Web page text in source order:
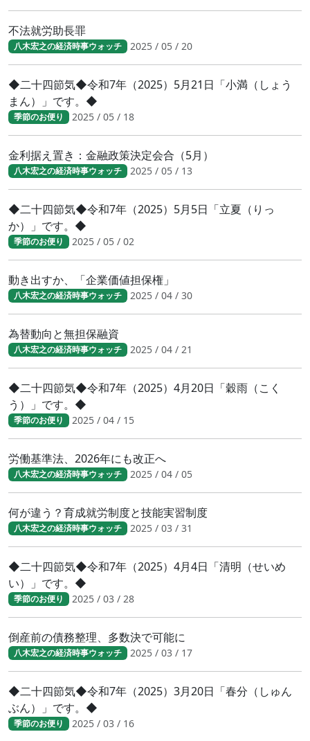
不法就労助長罪
八木宏之の経済時事ウォッチ 2025 / 05 / 20
◆二十四節気◆令和7年（2025）5月21日「小満（しょう
まん）」です。◆
季節のお便り 2025 / 05 / 18
金利据え置き：金融政策決定会合（5月）
八木宏之の経済時事ウォッチ 2025 / 05 / 13
◆二十四節気◆令和7年（2025）5月5日「立夏（りっ
か）」です。◆
季節のお便り 2025 / 05 / 02
動き出すか、「企業価値担保権」
八木宏之の経済時事ウォッチ 2025 / 04 / 30
為替動向と無担保融資
八木宏之の経済時事ウォッチ 2025 / 04 / 21
◆二十四節気◆令和7年（2025）4月20日「穀雨（こく
う）」です。◆
季節のお便り 2025 / 04 / 15
労働基準法、2026年にも改正へ
八木宏之の経済時事ウォッチ 2025 / 04 / 05
何が違う？育成就労制度と技能実習制度
八木宏之の経済時事ウォッチ 2025 / 03 / 31
◆二十四節気◆令和7年（2025）4月4日「清明（せいめ
い）」です。◆
季節のお便り 2025 / 03 / 28
倒産前の債務整理、多数決で可能に
八木宏之の経済時事ウォッチ 2025 / 03 / 17
◆二十四節気◆令和7年（2025）3月20日「春分（しゅん
ぶん）」です。◆
季節のお便り 2025 / 03 / 16